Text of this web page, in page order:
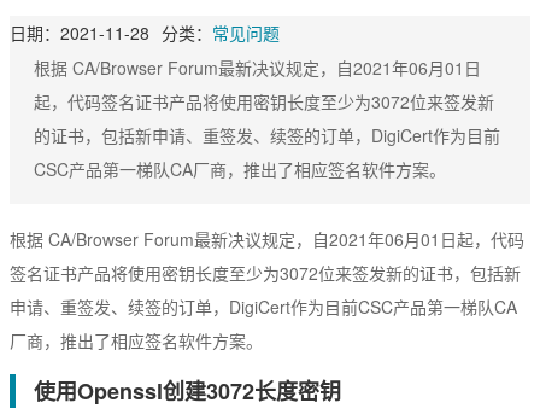
Thawte
Sectigo
PositiveSSL
InstantSSL
AlphaSSL
TLS/SSL类型
DV域名型
安全技术
购买配置
SSL工具
CSR解析
SSL检测
购买产品
日期： 2021-11-28 分类： 常见问题
根据 CA/Browser Forum最新决议规定，自2021年06月01日
起，代码签名证书产品将使用密钥长度至少为3072位来签发新
的证书，包括新申请、重签发、续签的订单，DigiCert作为目前
CSC产品第一梯队CA厂商，推出了相应签名软件方案。
根据 CA/Browser Forum最新决议规定，自2021年06月01日起，代码
签名证书产品将使用密钥长度至少为3072位来签发新的证书，包括新
申请、重签发、续签的订单，DigiCert作为目前CSC产品第一梯队CA
厂商，推出了相应签名软件方案。
使用Openssl创建3072长度密钥